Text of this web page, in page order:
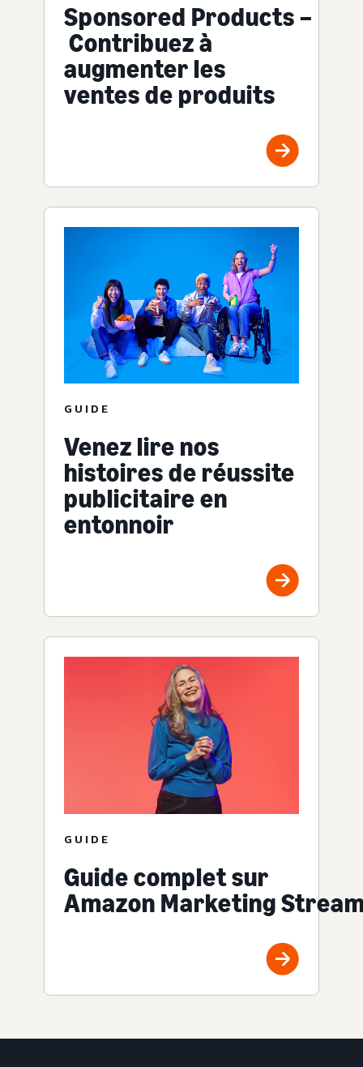
Sponsored Products –
Contribuez à
augmenter les
ventes de produits
GUIDE
Venez lire nos
histoires de réussite
publicitaire en
entonnoir
GUIDE
Guide complet sur
Amazon Marketing